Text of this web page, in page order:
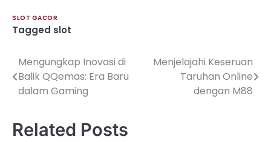
SLOT GACOR
Tagged slot
Post
navigation
Mengungkap Inovasi di
Balik QQemas: Era Baru
dalam Gaming
Menjelajahi Keseruan
Taruhan Online
dengan M88
Related Posts